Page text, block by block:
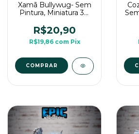
Xamã Bullywug- Sem
Pintura, Miniatura 3D
Mesa
R$20,90
R$19,86 com Pix
COMPRAR